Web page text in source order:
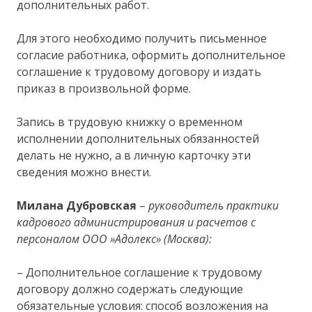
дополнительных работ.
Для этого необходимо получить письменное
согласие работника, оформить дополнительное
соглашение к трудовому договору и издать
приказ в произвольной форме.
Запись в трудовую книжку о временном
исполнении дополнительных обязанностей
делать не нужно, а в личную карточку эти
сведения можно внести.
Милана Дубровская –руководитель практики
кадрового администрирования и расчетов с
персоналом ООО »Адолекс» (Москва):
– Дополнительное соглашение к трудовому
договору должно содержать следующие
обязательные условия: способ возложения на